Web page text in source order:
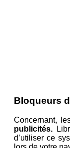
Bloqueurs
Concernant,
publicités.
d’utiliser ce